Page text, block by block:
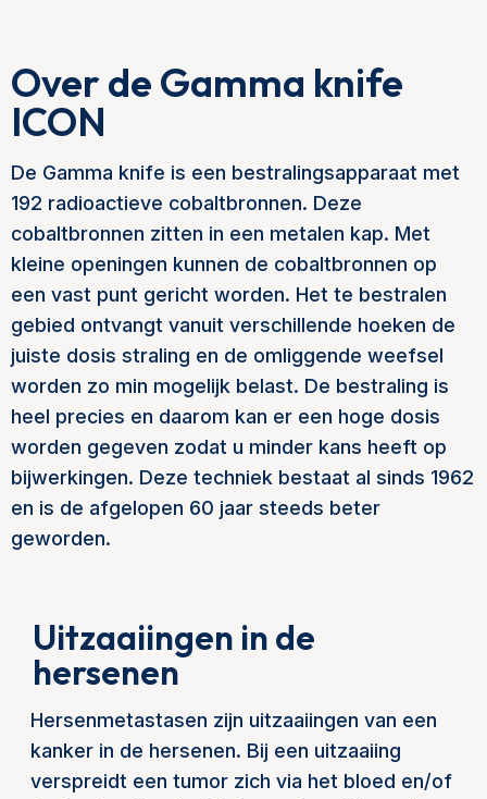
Over de Gamma knife
ICON
De Gamma knife is een bestralingsapparaat met
192 radioactieve cobaltbronnen. Deze
cobaltbronnen zitten in een metalen kap. Met
kleine openingen kunnen de cobaltbronnen op
een vast punt gericht worden. Het te bestralen
gebied ontvangt vanuit verschillende hoeken de
juiste dosis straling en de omliggende weefsel
worden zo min mogelijk belast. De bestraling is
heel precies en daarom kan er een hoge dosis
worden gegeven zodat u minder kans heeft op
bijwerkingen. Deze techniek bestaat al sinds 1962
en is de afgelopen 60 jaar steeds beter
geworden.
Uitzaaiingen in de
hersenen
Hersenmetastasen zijn uitzaaiingen van een
kanker in de hersenen. Bij een uitzaaiing
verspreidt een tumor zich via het bloed en/of